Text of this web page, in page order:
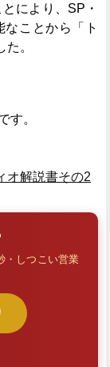
により、SP・
ことから「ト
。
す。
オ解説書その2
・しつこい営業